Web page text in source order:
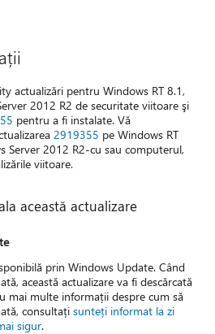
actualizări pentru Windows RT 8.1,
2012 R2 de securitate viitoare şi
pentru a fi instalate. Vă
2919355 pe Windows RT
Server 2012 R2-cu sau computerul,
viitoare.
această actualizare
prin Windows Update. Când
această actualizare va fi descărcată
mai multe informații despre cum să
consultațisunteți informat la zi
sigur.